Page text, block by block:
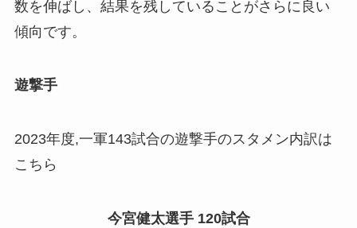
数を伸ばし、結果を残していることがさらに良い
傾向です。
遊撃手
2023年度,一軍143試合の遊撃手のスタメン内訳は
こちら
今宮健太選手 120試合